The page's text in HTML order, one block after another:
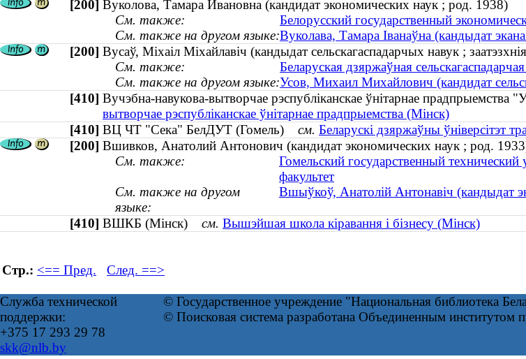
[200] Вуколова, Тамара Ивановна (кандидат экономических наук ; род. 1938)
См. также:
Белорусский государственный
См. также на другом языке:Вуколава, Тамара Іванаўна (кандыдат
[200] Вусаў, Міхаіл Міхайлавіч (кандыдат сельскагаспадарчых навук ;
См. также:
Беларуская дзяржаўная
См. также на другом языке:Усов, Михаил Михайлович (кандидат
[410] Вучэбна-навукова-вытворчае рэспубліканскае ўнітарнае
вытворчае рэспубліканскае ўнітарнае прадпрыемства (Мінск)
[410] ВЦ ЧТ "Сека" БелДУТ (Гомель) см. Беларускі дзяржаўны ўніверсітэт
[200] Вшивков, Анатолий Антонович (кандидат экономических наук ; род.
См. также:
Гомельский государственный
факультет
См. также на другом
языке:
Вшыўкоў, Анатолій Антонавіч (кандыдат
[410] ВШКБ (Мінск) см. Вышэйшая школа кіравання і бізнесу (Мінск)
Стр.: <== Пред. След. ==>
Служба технической
поддержки:
+375 17 293 29 78
skk@nlb.by
© Государственное учреждение "Национальная библиотека
© Поисковая система разработана Объединенным